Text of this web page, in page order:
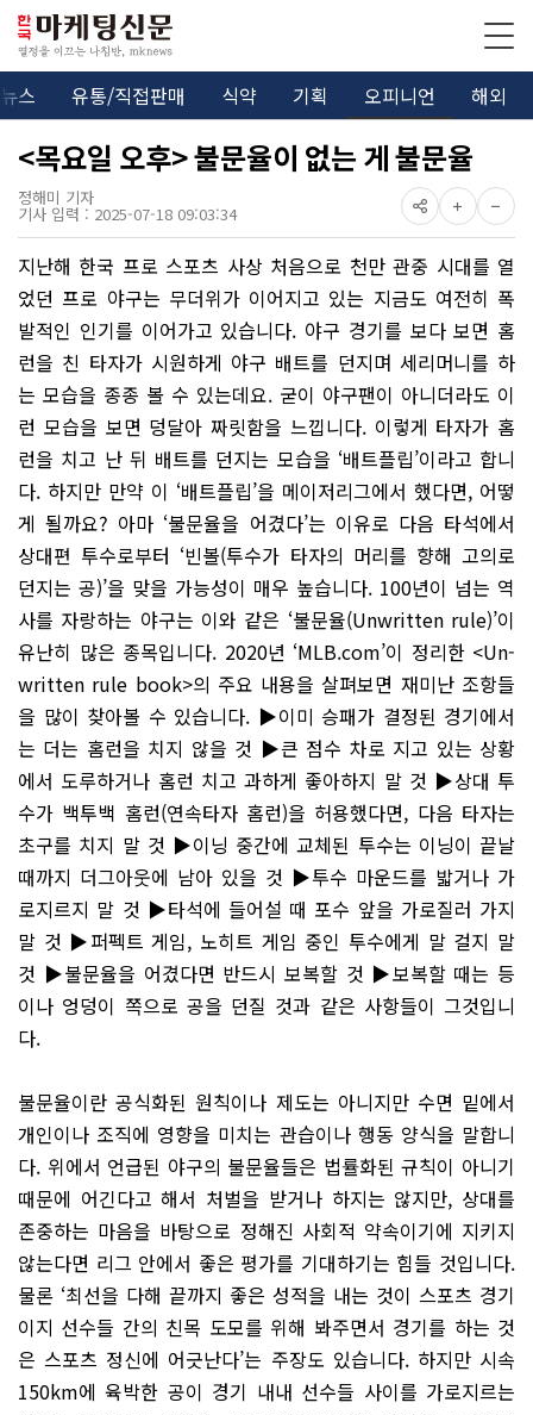
뉴스 유통/직접판매 식약 기획 오피니언 해외
<목요일 오후> 불문율이 없는 게 불문율
정해미 기자
기사 입력 : 2025-07-18 09:03:34
지난해 한국 프로 스포츠 사상 처음으로 천만 관중 시대를 열
었던 프로 야구는 무더위가 이어지고 있는 지금도 여전히 폭
발적인 인기를 이어가고 있습니다. 야구 경기를 보다 보면 홈
런을 친 타자가 시원하게 야구 배트를 던지며 세리머니를 하
는 모습을 종종 볼 수 있는데요. 굳이 야구팬이 아니더라도 이
런 모습을 보면 덩달아 짜릿함을 느낍니다. 이렇게 타자가 홈
런을 치고 난 뒤 배트를 던지는 모습을 ‘배트플립’이라고 합니
다. 하지만 만약 이 ‘배트플립’을 메이저리그에서 했다면, 어떻
게 될까요? 아마 ‘불문율을 어겼다’는 이유로 다음 타석에서
상대편 투수로부터 ‘빈볼(투수가 타자의 머리를 향해 고의로
던지는 공)’을 맞을 가능성이 매우 높습니다. 100년이 넘는 역
사를 자랑하는 야구는 이와 같은 ‘불문율(Unwritten rule)’이
유난히 많은 종목입니다. 2020년 ‘MLB.com’이 정리한 <Un­
written rule book>의 주요 내용을 살펴보면 재미난 조항들
을 많이 찾아볼 수 있습니다. ▶이미 승패가 결정된 경기에서
는 더는 홈런을 치지 않을 것 ▶큰 점수 차로 지고 있는 상황
에서 도루하거나 홈런 치고 과하게 좋아하지 말 것 ▶상대 투
수가 백투백 홈런(연속타자 홈런)을 허용했다면, 다음 타자는
초구를 치지 말 것 ▶이닝 중간에 교체된 투수는 이닝이 끝날
때까지 더그아웃에 남아 있을 것 ▶투수 마운드를 밟거나 가
로지르지 말 것 ▶타석에 들어설 때 포수 앞을 가로질러 가지
말 것 ▶퍼펙트 게임, 노히트 게임 중인 투수에게 말 걸지 말
것 ▶불문율을 어겼다면 반드시 보복할 것 ▶보복할 때는 등
이나 엉덩이 쪽으로 공을 던질 것과 같은 사항들이 그것입니
다.
불문율이란 공식화된 원칙이나 제도는 아니지만 수면 밑에서
개인이나 조직에 영향을 미치는 관습이나 행동 양식을 말합니
다. 위에서 언급된 야구의 불문율들은 법률화된 규칙이 아니기
때문에 어긴다고 해서 처벌을 받거나 하지는 않지만, 상대를
존중하는 마음을 바탕으로 정해진 사회적 약속이기에 지키지
않는다면 리그 안에서 좋은 평가를 기대하기는 힘들 것입니다.
물론 ‘최선을 다해 끝까지 좋은 성적을 내는 것이 스포츠 경기
이지 선수들 간의 친목 도모를 위해 봐주면서 경기를 하는 것
은 스포츠 정신에 어긋난다’는 주장도 있습니다. 하지만 시속
150km에 육박한 공이 경기 내내 선수들 사이를 가로지르는